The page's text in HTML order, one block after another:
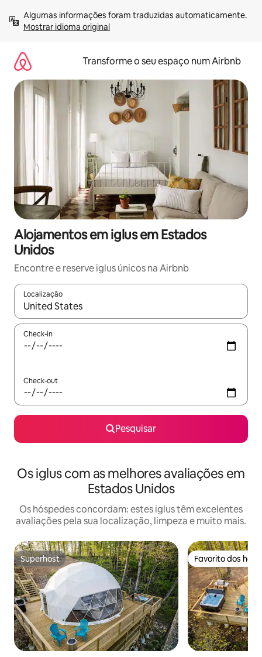
para
Mostrar idioma original
Transforme o seu espaço num Airbnb
Alojamentos em iglus em Estados
Unidos
Encontre e reserve iglus únicos na Airbnb
Localização
Quando os resultados estiverem disponíveis, navegue com
Check-in
Check-out
Pesquisar
Os iglus com as melhores avaliações em
Estados Unidos
Os hóspedes concordam: estes iglus têm excelentes
avaliações pela sua localização, limpeza e muito mais.
Superhost
Superhost Favorito dos
Favorito dos